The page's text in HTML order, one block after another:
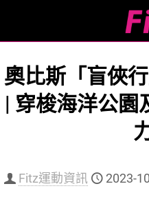
奧比斯「盲俠
| 穿梭海洋公園
Fitz運動資訊 2023-